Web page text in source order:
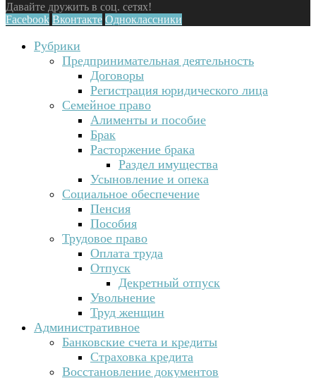
Давайте дружить в соц. сетях!
Facebook Вконтакте Одноклассники
Рубрики
Предпринимательная деятельность
Договоры
Регистрация юридического лица
Семейное право
Алименты и пособие
Брак
Расторжение брака
Раздел имущества
Усыновление и опека
Социальное обеспечение
Пенсия
Пособия
Трудовое право
Оплата труда
Отпуск
Декретный отпуск
Увольнение
Труд женщин
Административное
Банковские счета и кредиты
Страховка кредита
Восстановление документов